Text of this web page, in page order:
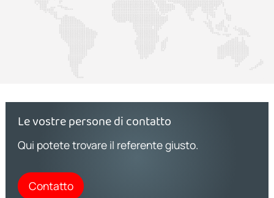
Le vostre persone di contatto
Qui potete trovare il referente giusto.
Contatto